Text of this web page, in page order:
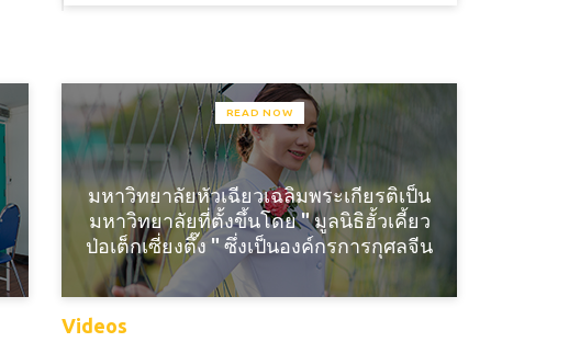
READ NOW
มหาวิทยาลัยหัวเฉียวเฉลิมพระเกียรติเป็น
มหาวิทยาลัยที่ตั้งขึ้นโดย " มูลนิธิฮั้วเคี้ยว
ป่อเต็กเซี่ยงตึ๊ง " ซึ่งเป็นองค์กรการกุศลจีน
Videos